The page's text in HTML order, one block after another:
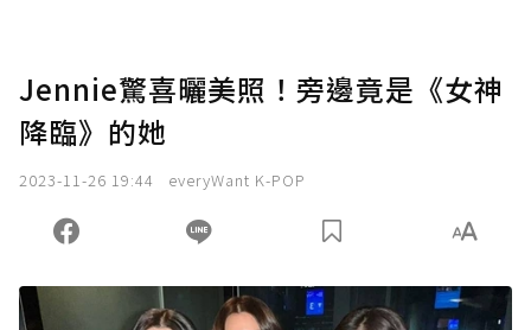
Jennie驚喜曬美照！旁邊竟是《女神
降臨》的她
2023-11-26 19:44 everyWant K-POP